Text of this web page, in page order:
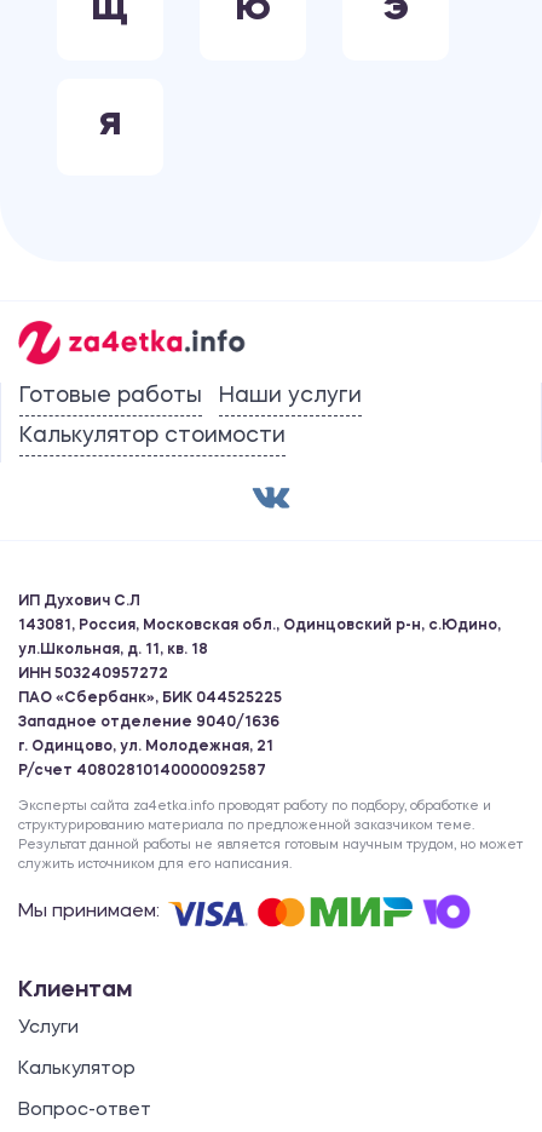
Щ Ю Э
Я
Готовые работы
Наши услуги
Калькулятор стоимости
ИП Духович С.Л
143081, Россия, Московская обл., Одинцовский р-н, с.Юдино,
ул.Школьная, д. 11, кв. 18
ИНН 503240957272
ПАО «Сбербанк», БИК 044525225
Западное отделение 9040/1636
г. Одинцово, ул. Молодежная, 21
Р/счет 40802810140000092587
Эксперты сайта za4etka.info проводят работу по подбору, обработке и
структурированию материала по предложенной заказчиком теме.
Результат данной работы не является готовым научным трудом, но может
служить источником для его написания.
Мы принимаем:
Клиентам
Услуги
Калькулятор
Вопрос-ответ